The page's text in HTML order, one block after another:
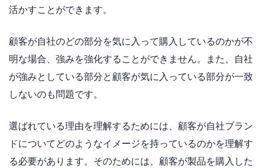
活かすことができます。
顧客が自社のどの部分を気に入って購入しているのかが不
明な場合、強みを強化することができません。また、自社
が強みとしている部分と顧客が気に入っている部分が一致
しないのも問題です。
選ばれている理由を理解するためには、顧客が自社ブラン
ドについてどのようなイメージを持っているのかを理解す
る必要があります。そのためには、顧客が製品を購入した